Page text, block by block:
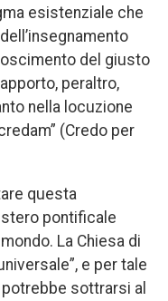
esistenziale che
del giusto
peraltro,
nella locuzione
(Credo per
questa
pontificale
La Chiesa di
e per tale
sottrarsi al